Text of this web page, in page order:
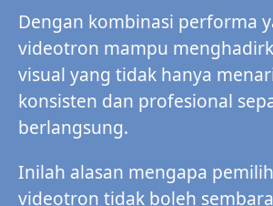
Dengan kombinasi performa
videotron mampu
visual yang tidak hanya
konsisten dan profesional
berlangsung.
Inilah alasan mengapa
videotron tidak boleh